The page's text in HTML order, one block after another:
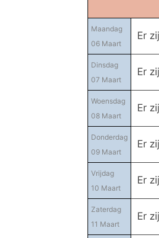
Maandag
06 Maart
Er
Dinsdag
07 Maart
Er
Woensdag
08 Maart
Er
Donderdag
09 Maart
Er
Vrijdag
10 Maart
Er
Zaterdag
11 Maart
Er